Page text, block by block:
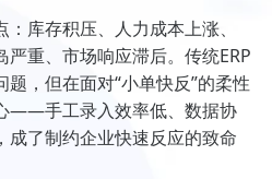
库存积压、人力成本上涨、
重、市场响应滞后。传统ERP
，但在面对“小单快反”的柔性
——手工录入效率低、数据协
成了制约企业快速反应的致命